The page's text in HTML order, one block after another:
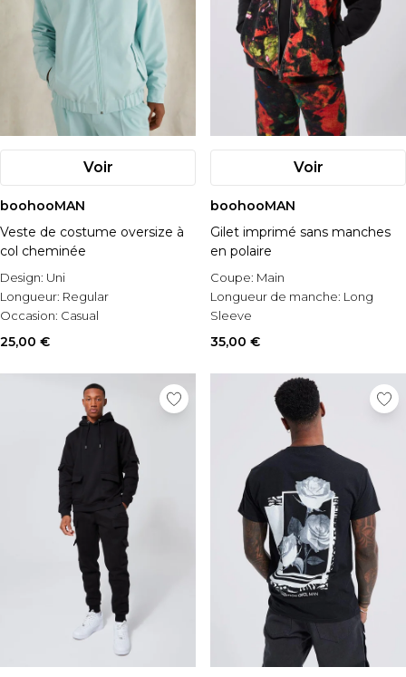
Voir
boohooMAN
Veste de costume oversize à
col cheminée
Design: Uni
Longueur: Regular
Occasion: Casual
25,00 €
Voir
boohooMAN
Gilet imprimé sans manches
en polaire
Coupe: Main
Longueur de manche: Long
Sleeve
Style: Parka
35,00 €